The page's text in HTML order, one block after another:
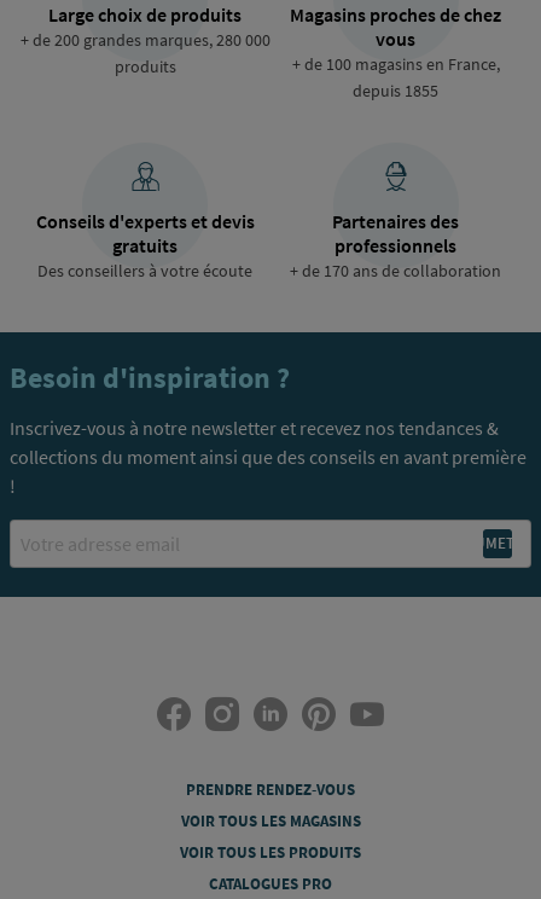
Large choix de produits
+ de 200 grandes marques, 280 000
produits
Magasins proches de chez
vous
+ de 100 magasins en France,
depuis 1855
Conseils d'experts et devis
gratuits
Des conseillers à votre écoute
Partenaires des
professionnels
+ de 170 ans de collaboration
Besoin d'inspiration ?
Inscrivez-vous à notre newsletter et recevez nos tendances &
collections du moment ainsi que des conseils en avant première
!
Email
PRENDRE RENDEZ-VOUS
VOIR TOUS LES MAGASINS
VOIR TOUS LES PRODUITS
CATALOGUES PRO